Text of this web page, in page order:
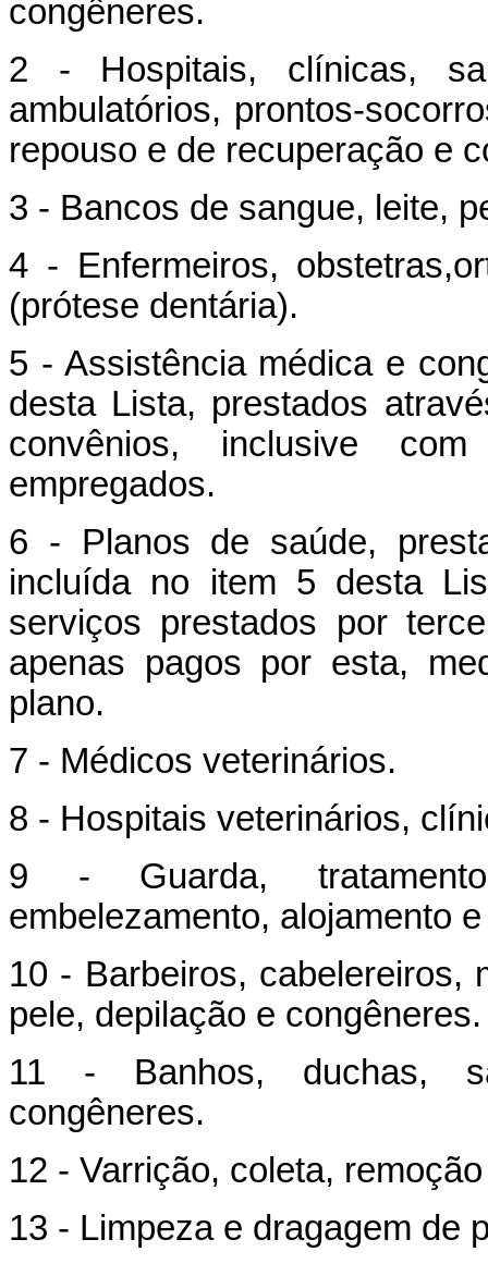
congêneres.
2 - Hospitais, clínicas,
ambulatórios, prontos-
repouso e de recuperação e
3 - Bancos de sangue, leite,
4 - Enfermeiros,
(prótese dentária).
5 - Assistência médica e
desta Lista, prestados
convênios, inclusive
empregados.
6 - Planos de saúde,
incluída no item 5 desta
serviços prestados por
apenas pagos por esta,
plano.
7 - Médicos veterinários.
8 - Hospitais veterinários,
9 - Guarda, tratamento,
embelezamento, alojamento
10 - Barbeiros, cabelereiros,
pele, depilação e congêneres.
11 - Banhos, duchas,
congêneres.
12 - Varrição, coleta,
13 - Limpeza e dragagem de